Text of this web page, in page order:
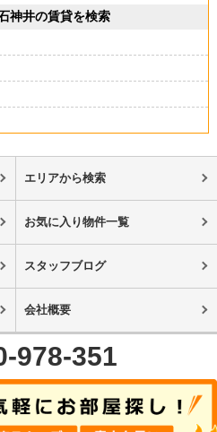
神井の賃貸を検索
エリアから検索
お気に入り物件一覧
スタッフブログ
会社概要
978-351